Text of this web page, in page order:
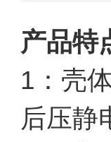
产品特
1：壳
后压静